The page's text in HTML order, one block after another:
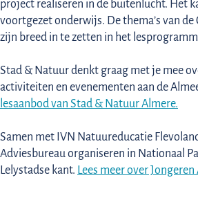
project realiseren in de buitenlucht. Het
voortgezet onderwijs. De thema’s van de
zijn breed in te zetten in het
Stad & Natuur denkt graag met je mee
activiteiten en evenementen aan de
lesaanbod van Stad & Natuur Almere.
Samen met IVN Natuureducatie
Adviesbureau organiseren in Nationaal
Lelystadse kant. Lees meer over